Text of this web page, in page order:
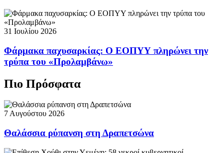
31 Ιουλίου 2026
Φάρμακα παχυσαρκίας: Ο ΕΟΠΥΥ πληρώνει την
τρύπα του «Προλαμβάνω»
Πιο Πρόσφατα
7 Αυγούστου 2026
Θαλάσσια ρύπανση στη Δραπετσώνα